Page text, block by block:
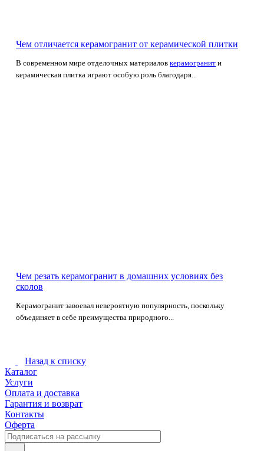
Чем отличается керамогранит от керамической плитки
В современном мире отделочных материалов керамогранит и
керамическая плитка играют особую роль благодаря...
Чем резать керамогранит в домашних условиях без
сколов
Керамогранит завоевал невероятную популярность, поскольку
объединяет в себе преимущества природного...
Назад к списку
Каталог
Услуги
Оплата и доставка
Гарантия и возврат
Контакты
Оферта